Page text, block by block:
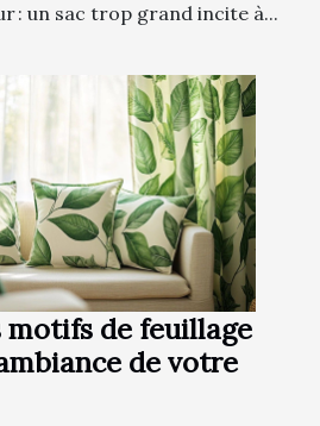
: un sac trop grand incite à...
motifs de feuillage
de votre